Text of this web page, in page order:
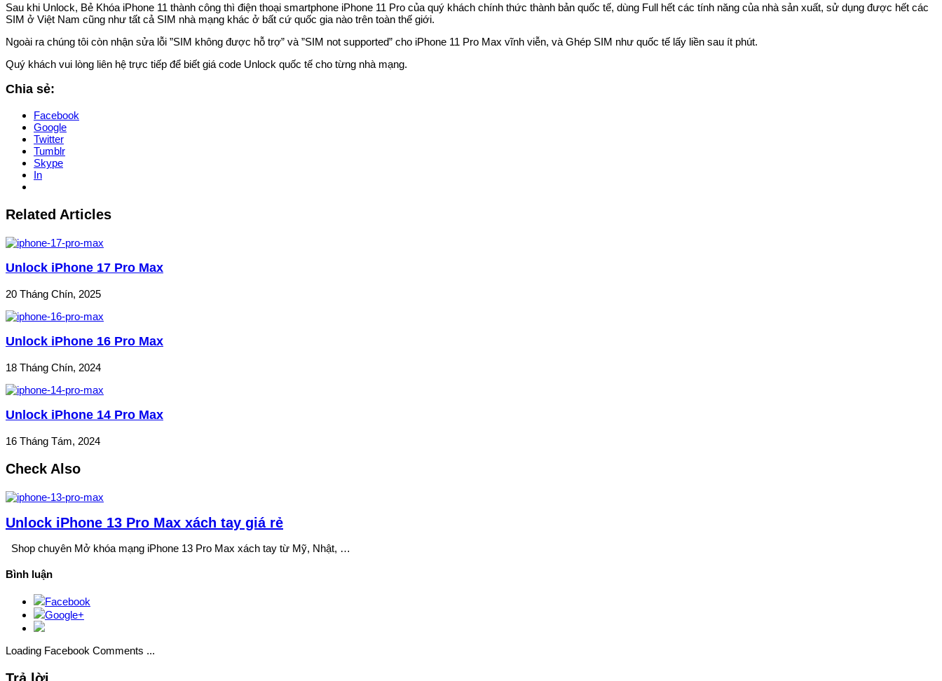
Sau khi Unlock, Bẻ Khóa iPhone 11 thành công thì điện thoại smartphone iPhone 11 Pro của quý khách chính thức thành bản quốc tế, dùng Full hết các tính năng của nhà sản xuất, sử dụng được hết các
SIM ở Việt Nam cũng như tất cả SIM nhà mạng khác ở bất cứ quốc gia nào trên toàn thế giới.
Ngoài ra chúng tôi còn nhận sửa lỗi ”SIM không được hỗ trợ” và ”SIM not supported” cho iPhone 11 Pro Max vĩnh viễn, và Ghép SIM như quốc tế lấy liền sau ít phút.
Quý khách vui lòng liên hệ trực tiếp để biết giá code Unlock quốc tế cho từng nhà mạng.
Chia sẻ:
Facebook
Google
Twitter
Tumblr
Skype
In
Related Articles
Unlock iPhone 17 Pro Max
20 Tháng Chín, 2025
Unlock iPhone 16 Pro Max
18 Tháng Chín, 2024
Unlock iPhone 14 Pro Max
16 Tháng Tám, 2024
Check Also
Unlock iPhone 13 Pro Max xách tay giá rẻ
Shop chuyên Mở khóa mạng iPhone 13 Pro Max xách tay từ Mỹ, Nhật, …
Bình luận
Facebook
Google+
Loading Facebook Comments ...